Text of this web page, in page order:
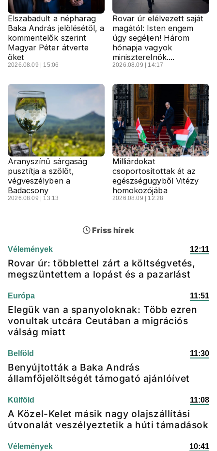
Elszabadult a népharag
Baka András jelölésétől, a
kommentelők szerint
Magyar Péter átverte
őket
2026.08.09 | 15:06
Rovar úr elélvezett saját
magától: Isten engem
úgy segéljen! Három
hónapja vagyok
miniszterelnök....
2026.08.09 | 14:17
Aranyszínű sárgaság
pusztítja a szőlőt,
végveszélyben a
Badacsony
2026.08.09 | 13:13
Milliárdokat
csoportosítottak át az
egészségügyből Vitézy
homokozójába
2026.08.09 | 12:28
Friss hírek
Vélemények 12:11
Rovar úr: többlettel zárt a költségvetés,
megszüntettem a lopást és a pazarlást
Európa 11:51
Elegük van a spanyoloknak: Több ezren
vonultak utcára Ceutában a migrációs
válság miatt
Belföld 11:30
Benyújtották a Baka András
államfőjelöltségét támogató ajánlóívet
Külföld 11:08
A Közel-Kelet másik nagy olajszállítási
útvonalát veszélyeztetik a húti támadások
Vélemények 10:41